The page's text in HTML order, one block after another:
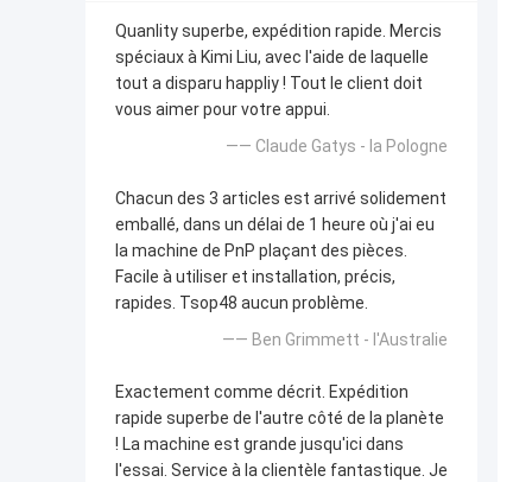
Quanlity superbe, expédition rapide. Mercis
spéciaux à Kimi Liu, avec l'aide de laquelle
tout a disparu happliy ! Tout le client doit
vous aimer pour votre appui.
—— Claude Gatys - la Pologne
Chacun des 3 articles est arrivé solidement
emballé, dans un délai de 1 heure où j'ai eu
la machine de PnP plaçant des pièces.
Facile à utiliser et installation, précis,
rapides. Tsop48 aucun problème.
—— Ben Grimmett - l'Australie
Exactement comme décrit. Expédition
rapide superbe de l'autre côté de la planète
! La machine est grande jusqu'ici dans
l'essai. Service à la clientèle fantastique. Je